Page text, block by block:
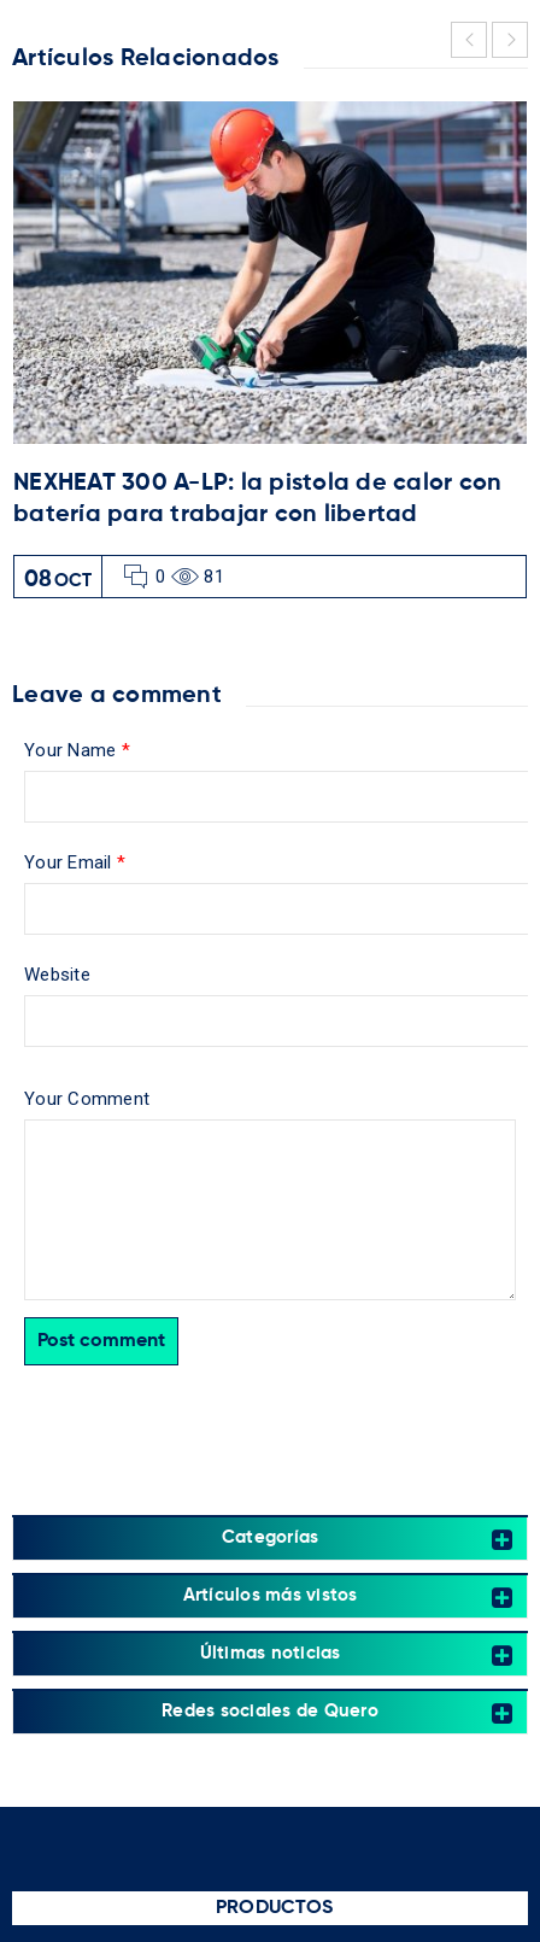
Artículos Relacionados
NEXHEAT 300 A-LP: la pistola de calor con
batería para trabajar con libertad
08OCT 0 81
Leave a comment
Your Name *
Your Email *
Website
Your Comment
Post comment
Categorías
Artículos más vistos
Últimas noticias
Redes sociales de Quero
PRODUCTOS